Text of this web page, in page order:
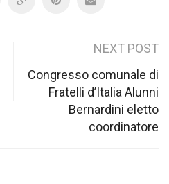
NEXT POST
Congresso comunale di
Fratelli d’Italia Alunni
Bernardini eletto
coordinatore